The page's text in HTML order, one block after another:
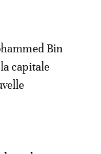
Bin
capitale